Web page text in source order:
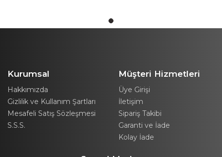
Kurumsal
Hakkımızda
Gizlilik ve Kullanım Şartları
Mesafeli Satış Sözleşmesi
S.S.S.
Müşteri Hizmetleri
Üye Girişi
İletişim
Sipariş Takibi
Garanti ve İade
Kolay İade